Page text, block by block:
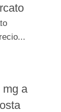
mg a